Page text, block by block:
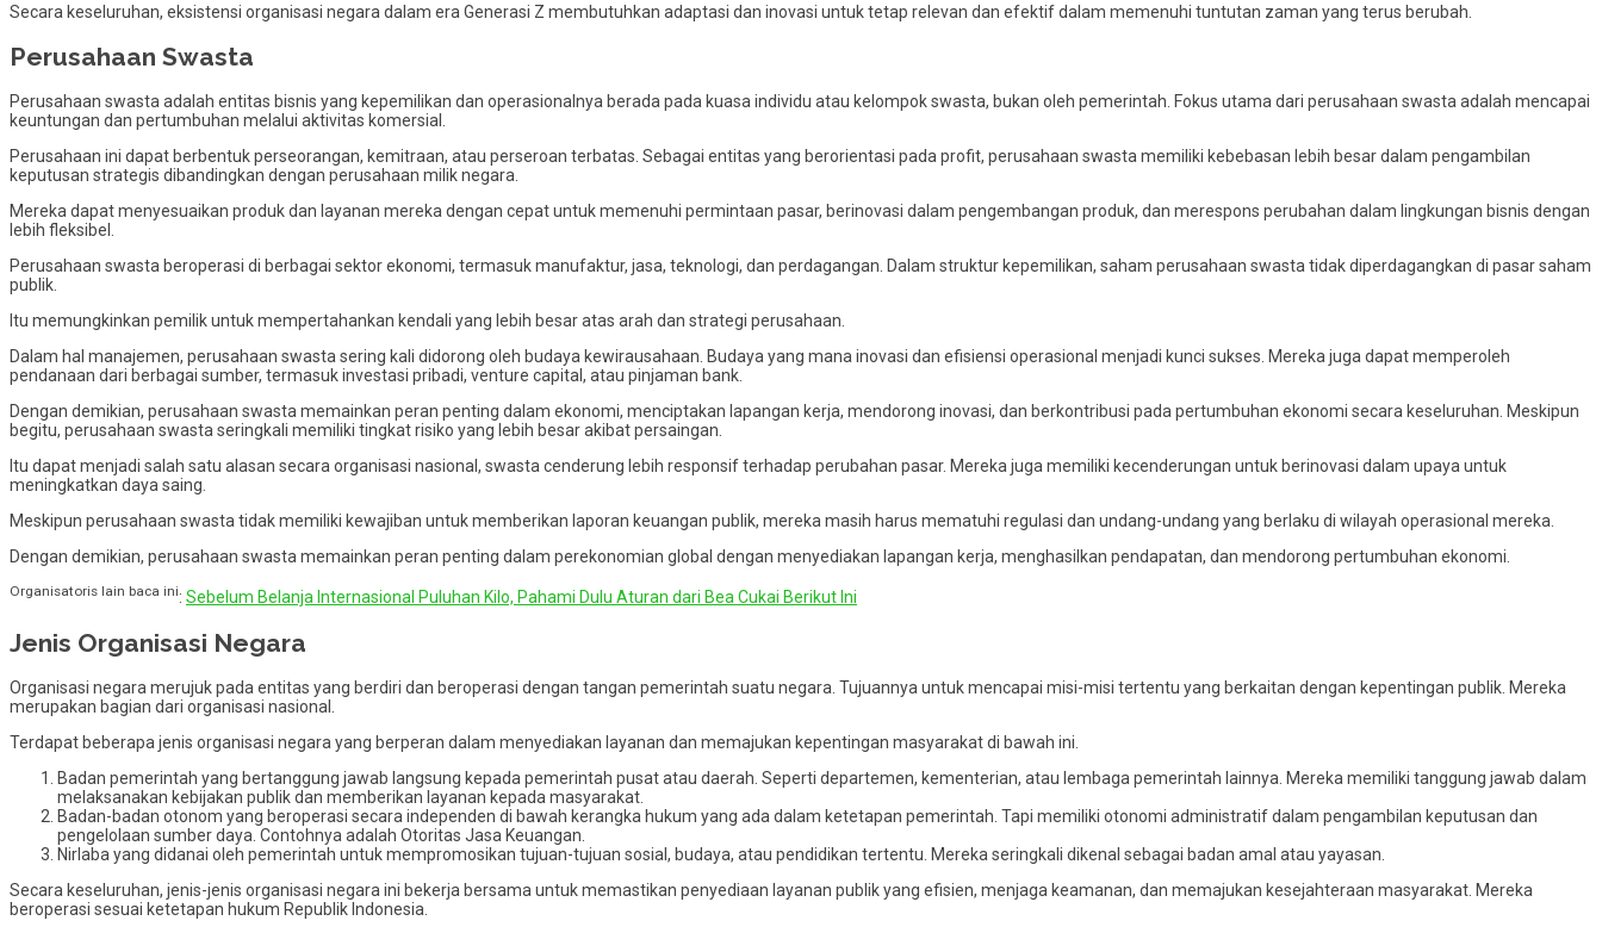
Secara keseluruhan, eksistensi organisasi negara dalam era Generasi Z membutuhkan adaptasi dan inovasi untuk tetap relevan dan efektif dalam memenuhi tuntutan zaman yang terus berubah.
Perusahaan Swasta
Perusahaan swasta adalah entitas bisnis yang kepemilikan dan operasionalnya berada pada kuasa individu atau kelompok swasta, bukan oleh pemerintah. Fokus utama dari perusahaan swasta adalah mencapai
keuntungan dan pertumbuhan melalui aktivitas komersial.
Perusahaan ini dapat berbentuk perseorangan, kemitraan, atau perseroan terbatas. Sebagai entitas yang berorientasi pada profit, perusahaan swasta memiliki kebebasan lebih besar dalam pengambilan
keputusan strategis dibandingkan dengan perusahaan milik negara.
Mereka dapat menyesuaikan produk dan layanan mereka dengan cepat untuk memenuhi permintaan pasar, berinovasi dalam pengembangan produk, dan merespons perubahan dalam lingkungan bisnis dengan
lebih fleksibel.
Perusahaan swasta beroperasi di berbagai sektor ekonomi, termasuk manufaktur, jasa, teknologi, dan perdagangan. Dalam struktur kepemilikan, saham perusahaan swasta tidak diperdagangkan di pasar saham
publik.
Itu memungkinkan pemilik untuk mempertahankan kendali yang lebih besar atas arah dan strategi perusahaan.
Dalam hal manajemen, perusahaan swasta sering kali didorong oleh budaya kewirausahaan. Budaya yang mana inovasi dan efisiensi operasional menjadi kunci sukses. Mereka juga dapat memperoleh
pendanaan dari berbagai sumber, termasuk investasi pribadi, venture capital, atau pinjaman bank.
Dengan demikian, perusahaan swasta memainkan peran penting dalam ekonomi, menciptakan lapangan kerja, mendorong inovasi, dan berkontribusi pada pertumbuhan ekonomi secara keseluruhan. Meskipun
begitu, perusahaan swasta seringkali memiliki tingkat risiko yang lebih besar akibat persaingan.
Itu dapat menjadi salah satu alasan secara organisasi nasional, swasta cenderung lebih responsif terhadap perubahan pasar. Mereka juga memiliki kecenderungan untuk berinovasi dalam upaya untuk
meningkatkan daya saing.
Meskipun perusahaan swasta tidak memiliki kewajiban untuk memberikan laporan keuangan publik, mereka masih harus mematuhi regulasi dan undang-undang yang berlaku di wilayah operasional mereka.
Dengan demikian, perusahaan swasta memainkan peran penting dalam perekonomian global dengan menyediakan lapangan kerja, menghasilkan pendapatan, dan mendorong pertumbuhan ekonomi.
Organisatoris lain baca ini: Sebelum Belanja Internasional Puluhan Kilo, Pahami Dulu Aturan dari Bea Cukai Berikut Ini
Jenis Organisasi Negara
Organisasi negara merujuk pada entitas yang berdiri dan beroperasi dengan tangan pemerintah suatu negara. Tujuannya untuk mencapai misi-misi tertentu yang berkaitan dengan kepentingan publik. Mereka
merupakan bagian dari organisasi nasional.
Terdapat beberapa jenis organisasi negara yang berperan dalam menyediakan layanan dan memajukan kepentingan masyarakat di bawah ini.
Badan pemerintah yang bertanggung jawab langsung kepada pemerintah pusat atau daerah. Seperti departemen, kementerian, atau lembaga pemerintah lainnya. Mereka memiliki tanggung jawab dalam
melaksanakan kebijakan publik dan memberikan layanan kepada masyarakat.
Badan-badan otonom yang beroperasi secara independen di bawah kerangka hukum yang ada dalam ketetapan pemerintah. Tapi memiliki otonomi administratif dalam pengambilan keputusan dan
pengelolaan sumber daya. Contohnya adalah Otoritas Jasa Keuangan.
Nirlaba yang didanai oleh pemerintah untuk mempromosikan tujuan-tujuan sosial, budaya, atau pendidikan tertentu. Mereka seringkali dikenal sebagai badan amal atau yayasan.
Secara keseluruhan, jenis-jenis organisasi negara ini bekerja bersama untuk memastikan penyediaan layanan publik yang efisien, menjaga keamanan, dan memajukan kesejahteraan masyarakat. Mereka
beroperasi sesuai ketetapan hukum Republik Indonesia.